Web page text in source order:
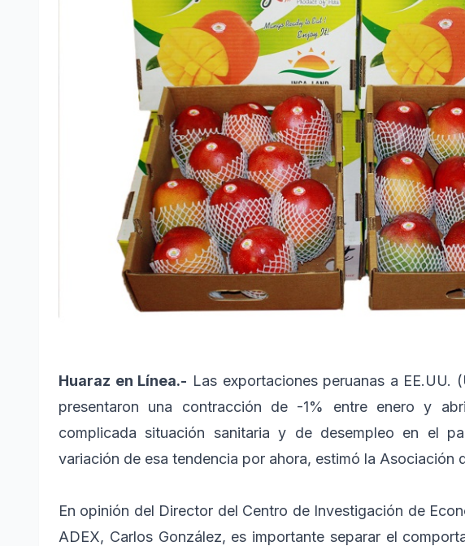
Huaraz en Línea.- Las exportaciones peruanas a EE.UU.
presentaron una contracción de -1% entre enero y
complicada situación sanitaria y de desempleo en el
variación de esa tendencia por ahora, estimó la Asociación
En opinión del Director del Centro de Investigación de
ADEX, Carlos González, es importante separar el